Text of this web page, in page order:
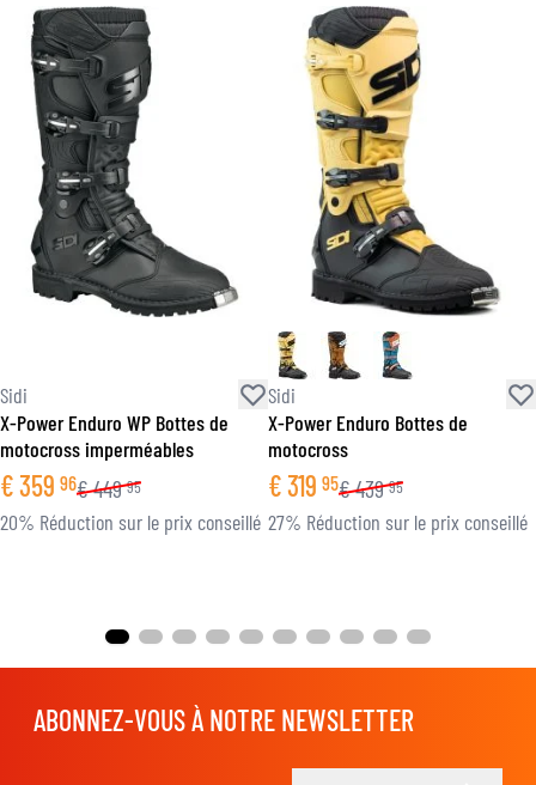
Sidi
X-Power Enduro WP Bottes de
motocross imperméables
€359 96€449 95
20% Réduction sur le prix conseillé
Sidi
X-Power Enduro Bottes de
motocross
€319 95€439 95
27% Réduction sur le prix conseillé
ABONNEZ-VOUS À NOTRE NEWSLETTER